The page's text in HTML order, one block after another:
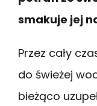
smakuje jej
Przez cały
do świeżej
bieżąco